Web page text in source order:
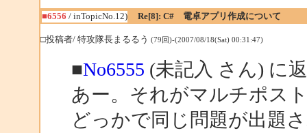
■6556 / inTopicNo.12) Re[8]: C# 電卓アプリ作成について
□投稿者/ 特攻隊長まるるう (79回)-(2007/08/18(Sat) 00:31:47)
■No6555 (未記入 さん) に
あー。それがマルチポス
どっかで同じ問題が出題